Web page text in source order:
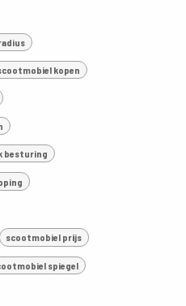
kopen
besturing
scootmobiel prijs
spiegel